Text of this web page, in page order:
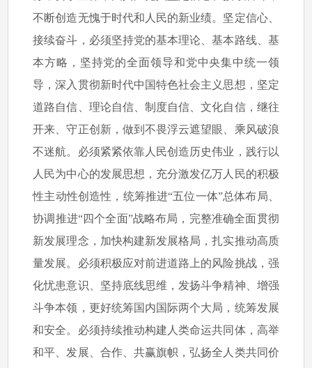
不断创造无愧于时代和人民的新业绩。坚定信心、
接续奋斗，必须坚持党的基本理论、基本路线、基
本方略，坚持党的全面领导和党中央集中统一领
导，深入贯彻新时代中国特色社会主义思想，坚定
道路自信、理论自信、制度自信、文化自信，继往
开来、守正创新，做到不畏浮云遮望眼、乘风破浪
不迷航。必须紧紧依靠人民创造历史伟业，践行以
人民为中心的发展思想，充分激发亿万人民的积极
性主动性创造性，统筹推进“五位一体”总体布局、
协调推进“四个全面”战略布局，完整准确全面贯彻
新发展理念，加快构建新发展格局，扎实推动高质
量发展。必须积极应对前进道路上的风险挑战，强
化忧患意识、坚持底线思维，发扬斗争精神、增强
斗争本领，更好统筹国内国际两个大局，统筹发展
和安全。必须持续推动构建人类命运共同体，高举
和平、发展、合作、共赢旗帜，弘扬全人类共同价